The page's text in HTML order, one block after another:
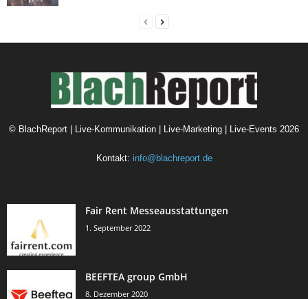
© BlachReport | Live-Kommunikation | Live-Marketing | Live-Events 2026
Kontakt: info@blachreport.de
Fair Rent Messeausstattungen
1. September 2022
BEEFTEA group GmbH
8. Dezember 2020